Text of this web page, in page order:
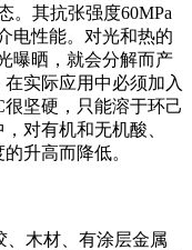
。其抗张强度60MPa
电性能。对光和热的
曝晒，就会分解而产
实际应用中必须加入
坚硬，只能溶于环己
对有机和无机酸、
升高而降低。
、木材、有涂层金属